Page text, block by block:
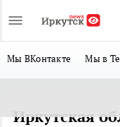
Мы ВКонтакте Мы в
Иркутская